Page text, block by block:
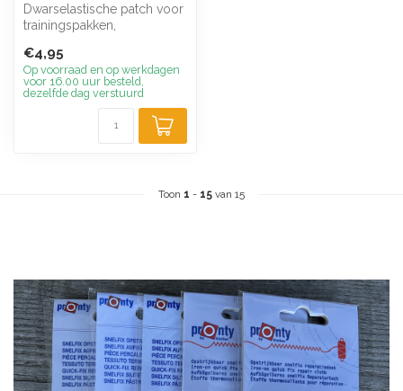
Dwarselastische patch voor
trainingspakken,
soorten sport...
€4,95
Op voorraad en op werkdagen
voor 16.00 uur besteld,
dezelfde dag verstuurd
Toon 1 - 15 van 15